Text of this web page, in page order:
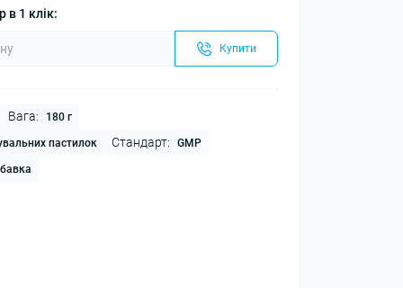
в 1 клік:
Купити
Вага: 180 г
пастилок Стандарт: GMP